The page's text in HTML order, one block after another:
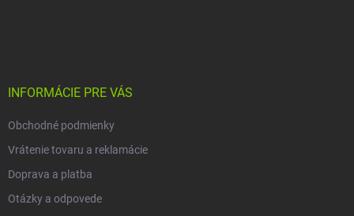
INFORMÁCIE PRE VÁS
Obchodné podmienky
Vrátenie tovaru a reklamácie
Doprava a platba
Otázky a odpovede